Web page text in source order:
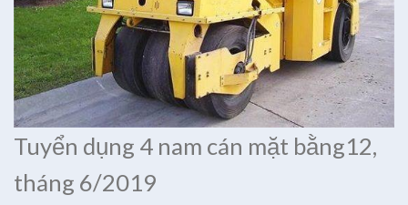
Tuyển dụng 4 nam cán mặt bằng12,
tháng 6/2019